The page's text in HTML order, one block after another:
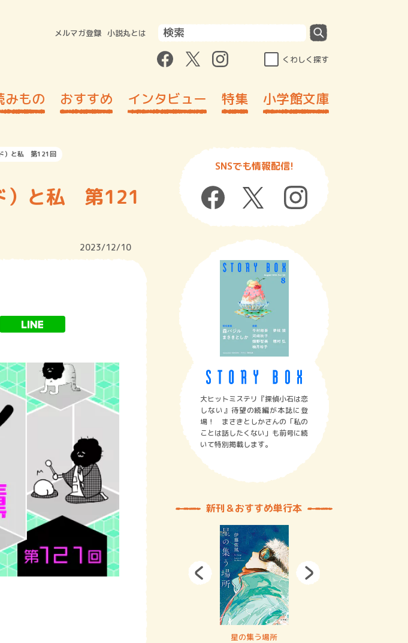
メルマガ登録 小説丸とは
くわしく探す
みもの おすすめ インタビュー 特集 小学館文庫
）と私 第121回
）と私 第121
2023/12/10
SNSでも情報配信!
大ヒットミステリ『探偵小石は恋
しない』待望の続編が本誌に登
場！ まさきとしかさんの「私の
ことは話したくない」も前号に続
いて特別掲載します。
新刊＆おすすめ単行本
賞金稼ぎスリーサム！ 二重拘束の… 星の集う場所